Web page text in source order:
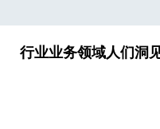
行业业务领域人们洞